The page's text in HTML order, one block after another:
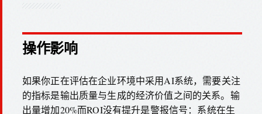
操作影响
如果你正在评估在企业环境中采用AI系统，需要关注
的指标是输出质量与生成的经济价值之间的关系。输
出量增加20%而ROI没有提升是警报信号：系统在生